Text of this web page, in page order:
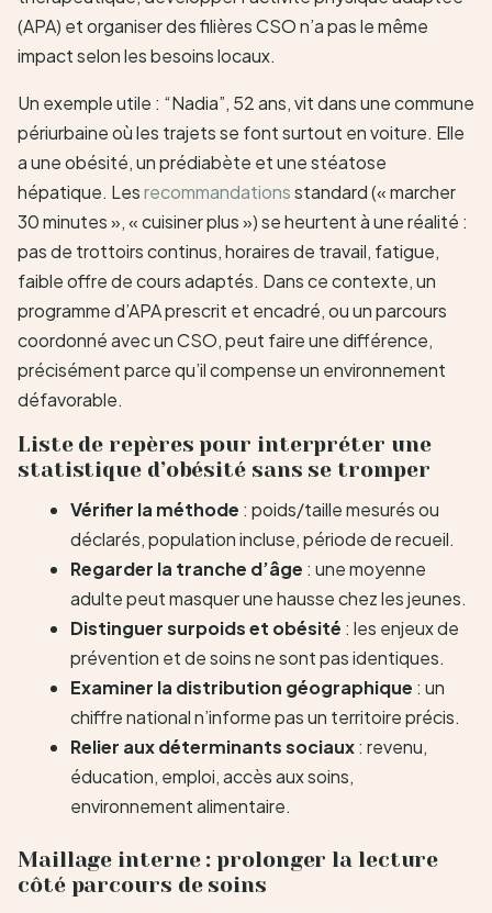
(APA) et organiser des filières CSO n’a pas le même
impact selon les besoins locaux.
Un exemple utile : “Nadia”, 52 ans, vit dans une commune
périurbaine où les trajets se font surtout en voiture. Elle
a une obésité, un prédiabète et une stéatose
hépatique. Lesrecommandationsstandard (« marcher
30 minutes », « cuisiner plus ») se heurtent à une réalité :
pas de trottoirs continus, horaires de travail, fatigue,
faible offre de cours adaptés. Dans ce contexte, un
programme d’APA prescrit et encadré, ou un parcours
coordonné avec un CSO, peut faire une différence,
précisément parce qu’il compense un environnement
défavorable.
Liste de repères pour interpréter une
statistique d’obésité sans se tromper
Vérifier la méthode : poids/taille mesurés ou
déclarés, population incluse, période de recueil.
Regarder la tranche d’âge : une moyenne
adulte peut masquer une hausse chez les jeunes.
Distinguer surpoids et obésité : les enjeux de
prévention et de soins ne sont pas identiques.
Examiner la distribution géographique : un
chiffre national n’informe pas un territoire précis.
Relier aux déterminants sociaux: revenu,
éducation, emploi, accès aux soins,
environnement alimentaire.
Maillage interne : prolonger la lecture
côté parcours de soins